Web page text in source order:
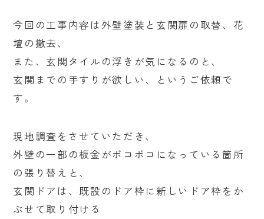
今回の工事内容は外壁塗装と玄関扉の取替、花
壇の撤去、
また、玄関タイルの浮きが気になるのと、
玄関までの手すりが欲しい、というご依頼で
す。
現地調査をさせていただき、
外壁の一部の板金がボコボコになっている箇所
の張り替えと、
玄関ドアは、既設のドア枠に新しいドア枠をか
ぶせて取り付ける